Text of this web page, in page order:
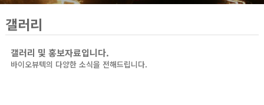
갤러리
갤러리 및 홍보자료입니다.
바이오뷰텍의 다양한 소식을 전해드립니다.